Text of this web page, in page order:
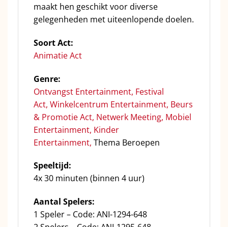
maakt hen geschikt voor diverse
gelegenheden met uiteenlopende doelen.
Soort Act:
Animatie Act
Genre:
Ontvangst Entertainment, Festival
Act, Winkelcentrum Entertainment, Beurs
& Promotie Act, Netwerk Meeting, Mobiel
Entertainment, Kinder
Entertainment, Thema Beroepen
Speeltijd:
4x 30 minuten (binnen 4 uur)
Aantal Spelers:
1 Speler – Code: ANI-1294-648